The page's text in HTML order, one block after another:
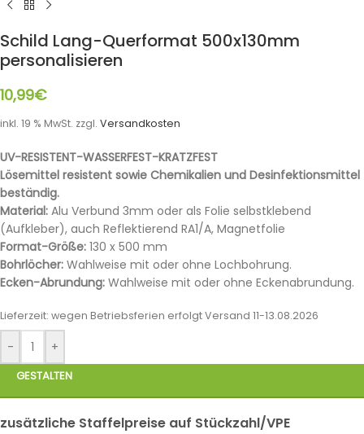
Schild Lang-Querformat 500x130mm
personalisieren
10,99€
inkl. 19 % MwSt. zzgl. Versandkosten
UV-RESISTENT-WASSERFEST-KRATZFEST
Lösemittel resistent sowie Chemikalien und Desinfektionsmittel
beständig.
Material: Alu Verbund 3mm oder als Folie selbstklebend
(Aufkleber), auch Reflektierend RA1/A, Magnetfolie
Format-Größe: 130 x 500 mm
Bohrlöcher: Wahlweise mit oder ohne Lochbohrung.
Ecken-Abrundung: Wahlweise mit oder ohne Eckenabrundung.
Lieferzeit: wegen Betriebsferien erfolgt Versand 11-13.08.2026
- +
GESTALTEN
zusätzliche Staffelpreise auf Stückzahl/VPE